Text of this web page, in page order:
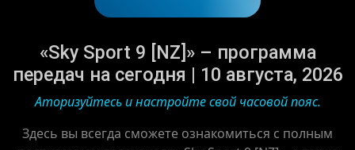
«Sky Sport 9 [NZ]» – программа
передач на сегодня | 10 августа, 2026
Аторизуйтесь и настройте свой часовой пояс.
Здесь вы всегда сможете ознакомиться с полным